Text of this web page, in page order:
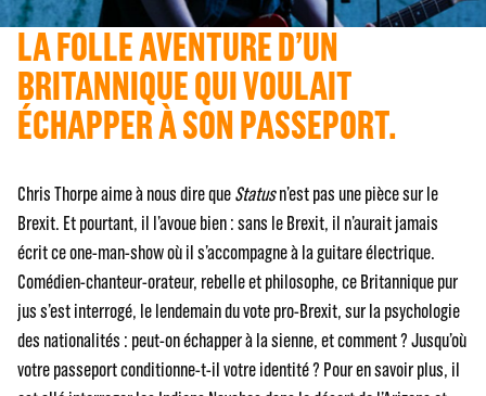
LA FOLLE AVENTURE D’UN
BRITANNIQUE QUI VOULAIT
ÉCHAPPER À SON PASSEPORT.
Chris Thorpe aime à nous dire queStatusn’est pas une pièce sur le
Brexit. Et pourtant, il l’avoue bien : sans le Brexit, il n’aurait jamais
écrit ce one-man-show où il s’accompagne à la guitare électrique.
Comédien-chanteur-orateur, rebelle et philosophe, ce Britannique pur
jus s’est interrogé, le lendemain du vote pro-Brexit, sur la psychologie
des nationalités : peut-on échapper à la sienne, et comment ? Jusqu’où
votre passeport conditionne-t-il votre identité ? Pour en savoir plus, il